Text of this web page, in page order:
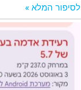
לסיפור המלא »